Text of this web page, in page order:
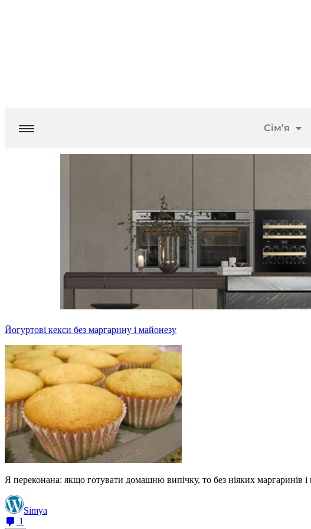
Сім’я
Йогуртові кекси без маргарину і майонезу
Я переконана: якщо готувати домашню випічку, то без ніяких маргаринів
Simya
1